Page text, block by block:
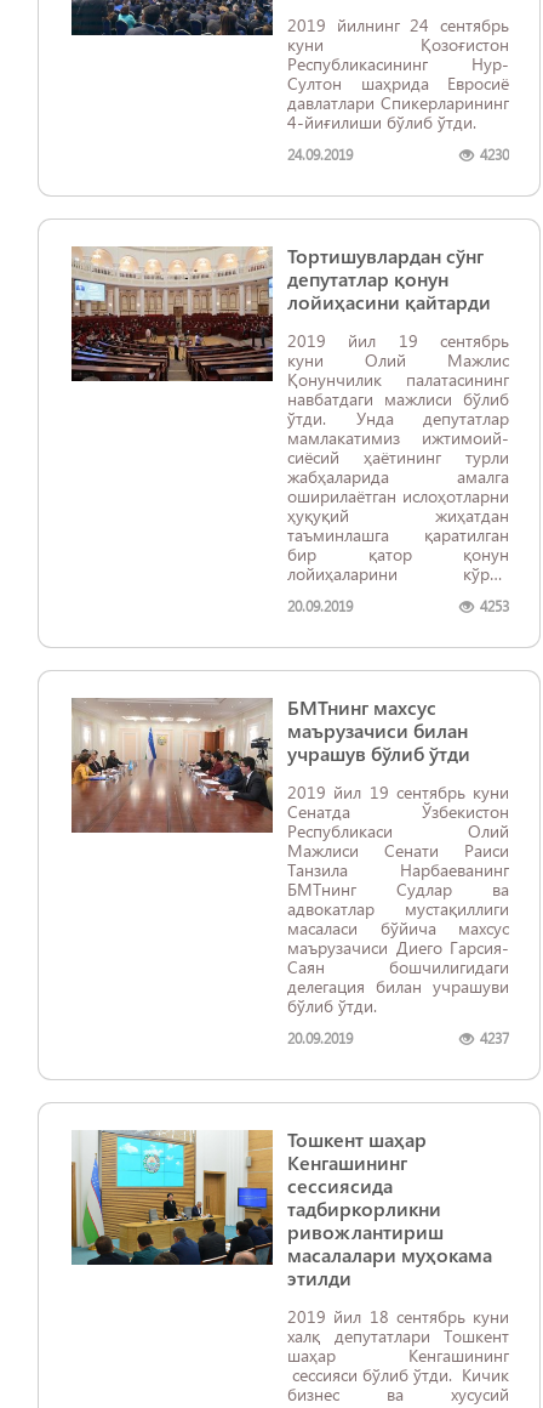
2019 йилнинг 24 сентябрь
куни Қозоғистон
Республикасининг Нур-
Султон шаҳрида Евросиё
давлатлари Спикерларининг
4-йиғилиши бўлиб ўтди.
24.09.2019 4230
Тортишувлардан сўнг
депутатлар қонун
лойиҳасини қайтарди
2019 йил 19 сентябрь
куни Олий Мажлис
Қонунчилик палатасининг
навбатдаги мажлиси бўлиб
ўтди. Унда депутатлар
мамлакатимиз ижтимоий-
сиёсий ҳаётининг турли
жабҳаларида амалга
оширилаётган ислоҳотларни
ҳуқуқий жиҳатдан
таъминлашга қаратилган
бир қатор қонун
лойиҳаларини кўриб
20.09.2019 4253
БМТнинг махсус
маърузачиси билан
учрашув бўлиб ўтди
2019 йил 19 сентябрь куни
Сенатда Ўзбекистон
Республикаси Олий
Мажлиси Сенати Раиси
Танзила Нарбаеванинг
БМТнинг Судлар ва
адвокатлар мустақиллиги
масаласи бўйича махсус
маърузачиси Диего Гарсия-
Саян бошчилигидаги
делегация билан учрашуви
бўлиб ўтди.
20.09.2019 4237
Тошкент шаҳар
Кенгашининг
сессиясида
тадбиркорликни
ривожлантириш
масалалари муҳокама
этилди
2019 йил 18 сентябрь куни
халқ депутатлари Тошкент
шаҳар Кенгашининг
сессияси бўлиб ўтди. Кичик
бизнес ва хусусий